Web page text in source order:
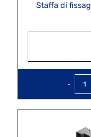
Staffa di